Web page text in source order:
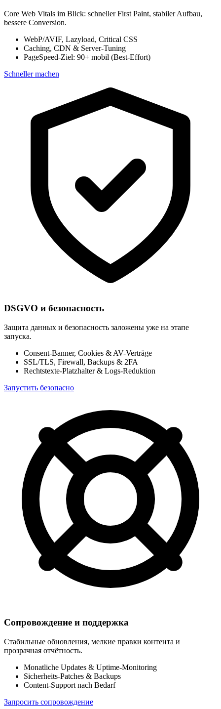
Core Web Vitals im Blick: schneller First Paint, stabiler Aufbau,
bessere Conversion.
WebP/AVIF, Lazyload, Critical CSS
Caching, CDN & Server-Tuning
PageSpeed-Ziel: 90+ mobil (Best-Effort)
Schneller machen
DSGVO и безопасность
Защита данных и безопасность заложены уже на этапе
запуска.
Consent-Banner, Cookies & AV-Verträge
SSL/TLS, Firewall, Backups & 2FA
Rechtstexte-Platzhalter & Logs-Reduktion
Запустить безопасно
Сопровождение и поддержка
Стабильные обновления, мелкие правки контента и
прозрачная отчётность.
Monatliche Updates & Uptime-Monitoring
Sicherheits-Patches & Backups
Content-Support nach Bedarf
Запросить сопровождение